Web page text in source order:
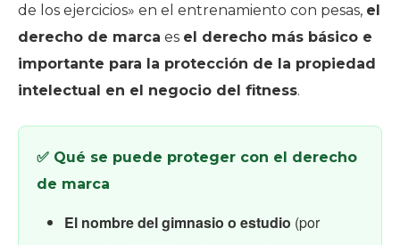
de los ejercicios» en el entrenamiento con pesas, el
derecho de marca es el derecho más básico e
importante para la protección de la propiedad
intelectual en el negocio del fitness.
✅ Qué se puede proteger con el derecho
de marca
El nombre del gimnasio o estudio (por